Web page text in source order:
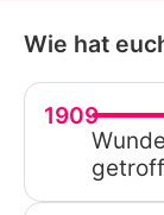
Wie hat
1909